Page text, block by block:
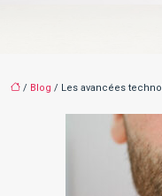
/ Blog / Les avancées